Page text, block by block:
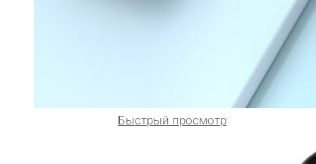
Быстрый просмотр